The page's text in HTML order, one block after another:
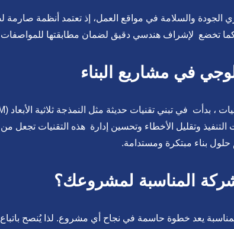
الجودة والسلامة في مواقع العمل، إذ تعتمد أنظمة صارمة
كما تخضع لإشراف هندسي دقيق لضمان مطابقتها
في مشاريع البناء
وتقليل الأخطاء وتحسين إدارة هذه التقنيات تجعل من
بناء مبتكرة ومستدامة.
المناسبة لمشروعك؟
يعد خطوة حاسمة في نجاح أي مشروع. لذا يُنصح باتباع